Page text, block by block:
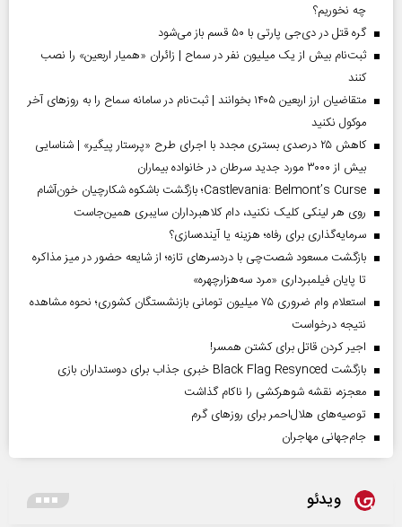
چه نخوریم؟
گره قتل در دی‌جی پارتی با ۵۰ قسم باز می‌شود
ثبت‌نام بیش از یک میلیون نفر در سماح | زائران «همیار اربعین» را نصب
کنند
متقاضیان ارز اربعین ۱۴۰۵ بخوانند | ثبت‌نام در سامانه سماح را به روز‌های آخر
موکول نکنید
کاهش ۲۵ درصدی بستری مجدد با اجرای طرح «پرستار پیگیر» | شناسایی
بیش از ۳۰۰۰ مورد جدید سرطان در خانواده بیماران
Castlevania: Belmont’s Curse؛ بازگشت باشکوه شکارچیان خون‌آشام
روی هر لینکی کلیک نکنید، دام کلاهبرداران سایبری همین‌جاست
سرمایه‌گذاری برای رفاه؛ هزینه یا آینده‌سازی؟
بازگشت مسعود شصت‌چی با دردسر‌های تازه؛ از شایعه حضور در میز مذاکره
تا پایان فیلمبرداری «مرد سه‌هزارچهره»
استعلام وام ضروری ۷۵ میلیون تومانی بازنشستگان کشوری؛ نحوه مشاهده
نتیجه درخواست
اجیر کردن قاتل برای کشتن همسر!
بازگشت Black Flag Resynced خبری جذاب برای دوستداران بازی
معجزه، نقشه شوهرکشی را ناکام گذاشت
توصیه‌های هلال‌احمر برای روز‌های گرم
جام‌جهانی مهاجران
ویدئو